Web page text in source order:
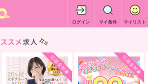
ログイン マイ条件 マイリスト
応援金対象 応援金対象